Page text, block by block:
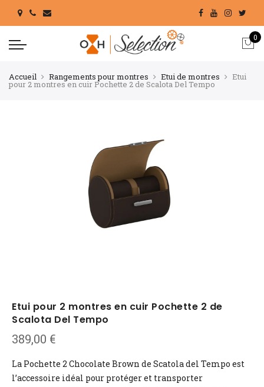
0
Accueil Rangements pour montres Etui de montres Etui
pour 2 montres en cuir Pochette 2 de Scalota Del Tempo
Etui pour 2 montres en cuir Pochette 2 de
Scalota Del Tempo
389,00 €
La Pochette 2 Chocolate Brown de Scatola del Tempo est
l’accessoire idéal pour protéger et transporter